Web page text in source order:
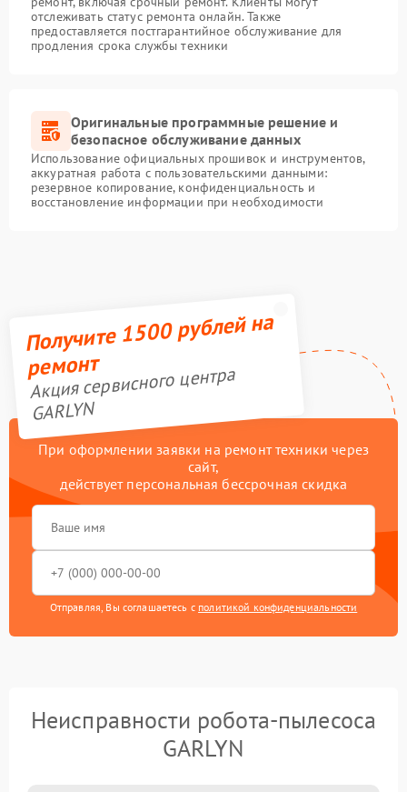
отслеживать статус ремонта онлайн. Также
предоставляется постгарантийное обслуживание для
продления срока службы техники
Оригинальные программные решение и
безопасное обслуживание данных
Использование официальных прошивок и инструментов,
аккуратная работа с пользовательскими данными:
резервное копирование, конфиденциальность и
восстановление информации при необходимости
Получите 1500 рублей на
ремонт
Акция сервисного центра
GARLYN
При оформлении заявки на ремонт техники через
сайт,
действует персональная бессрочная скидка
Отправляя, Вы соглашаетесь с политикой конфиденциальности
Неисправности робота-пылесоса
GARLYN